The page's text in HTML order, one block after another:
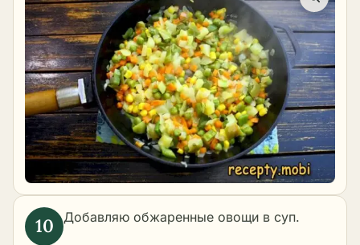
Добавляю обжаренные овощи в суп.